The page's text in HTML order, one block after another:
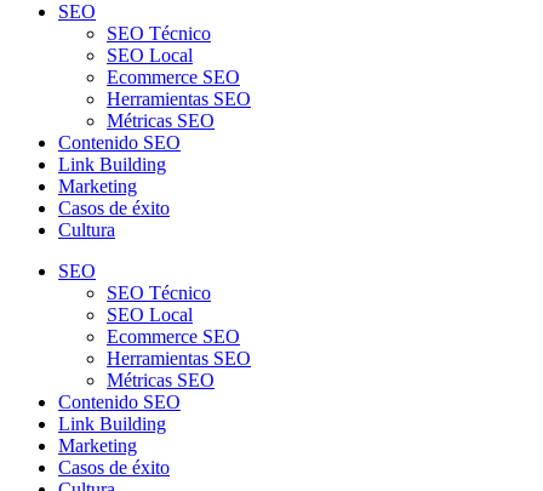
SEO
SEO Técnico
SEO Local
Ecommerce SEO
Herramientas SEO
Métricas SEO
Contenido SEO
Link Building
Marketing
Casos de éxito
Cultura
SEO
SEO Técnico
SEO Local
Ecommerce SEO
Herramientas SEO
Métricas SEO
Contenido SEO
Link Building
Marketing
Casos de éxito